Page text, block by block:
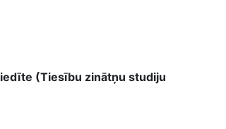
(Tiesību zinātņu studiju